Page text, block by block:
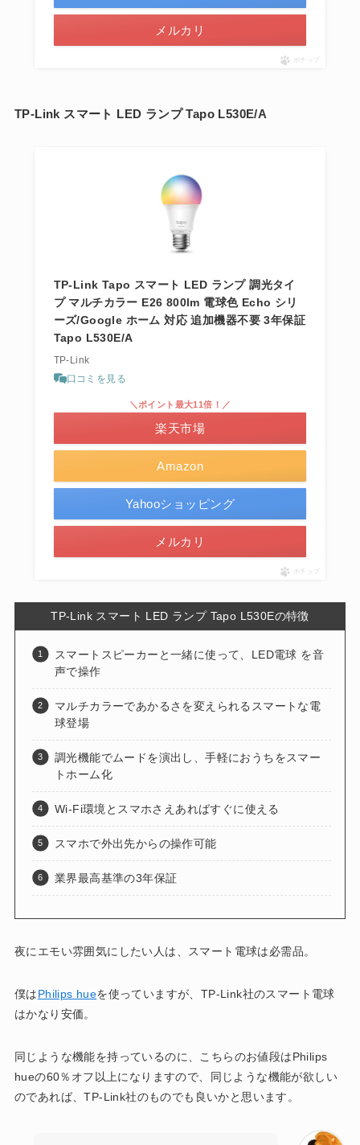
メルカリ
ポチップ
TP-Link スマート LED ランプ Tapo L530E/A
TP-Link Tapo スマート LED ランプ 調光タイ
プ マルチカラー E26 800lm 電球色 Echo シリ
ーズ/Google ホーム 対応 追加機器不要 3年保証
Tapo L530E/A
TP-Link
口コミを見る
Amazon
＼ポイント最大11倍！／
楽天市場
Yahooショッピング
メルカリ
ポチップ
TP-Link スマート LED ランプ Tapo L530Eの特徴
スマートスピーカーと一緒に使って、LED電球 を音
声で操作
マルチカラーであかるさを変えられるスマートな電
球登場
調光機能でムードを演出し、手軽におうちをスマー
トホーム化
Wi-Fi環境とスマホさえあればすぐに使える
スマホで外出先からの操作可能
業界最高基準の3年保証
夜にエモい雰囲気にしたい人は、スマート電球は必需品。
僕はPhilips hueを使っていますが、TP-Link社のスマート電球
はかなり安価。
同じような機能を持っているのに、こちらのお値段はPhilips
hueの60％オフ以上になりますので、同じような機能が欲しい
のであれば、TP-Link社のものでも良いかと思います。